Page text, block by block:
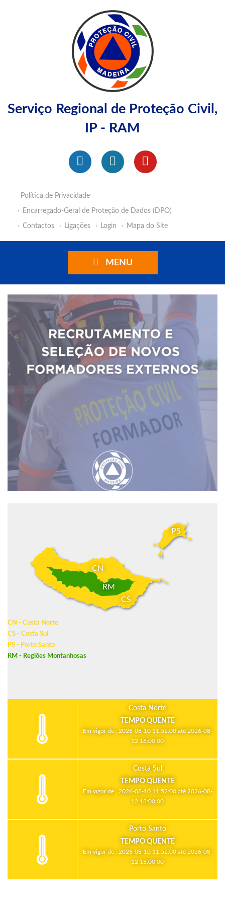
Serviço Regional de Proteção Civil,
IP - RAM
Política de Privacidade
Encarregado-Geral de Proteção de Dados (DPO)
Contactos
Ligações Login Mapa do Site
MENU
CN
CS
PS
RM
CN - Costa Norte
CS - Costa Sul
PS - Porto Santo
RM - Regiões Montanhosas
Costa Norte
TEMPO QUENTE
Em vigor de , 2026-08-10 11:52:00 até 2026-08-
12 18:00:00
Costa Sul
TEMPO QUENTE
Em vigor de , 2026-08-10 11:52:00 até 2026-08-
12 18:00:00
Porto Santo
TEMPO QUENTE
Em vigor de , 2026-08-10 11:52:00 até 2026-08-
12 18:00:00